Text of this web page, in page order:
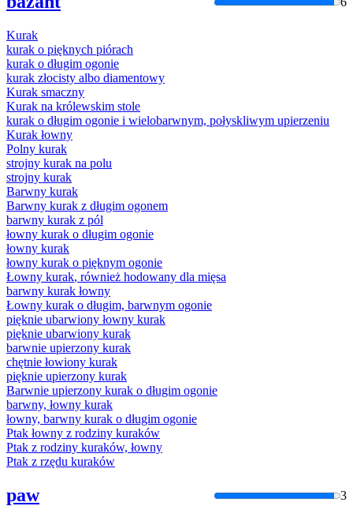
Kurak
kurak o pięknych piórach
kurak o długim ogonie
kurak złocisty albo diamentowy
Kurak smaczny
Kurak na królewskim stole
kurak o długim ogonie i wielobarwnym, połyskliwym upierzeniu
Kurak łowny
Polny kurak
strojny kurak na polu
strojny kurak
Barwny kurak
Barwny kurak z długim ogonem
barwny kurak z pól
łowny kurak o długim ogonie
łowny kurak
łowny kurak o pięknym ogonie
Łowny kurak, również hodowany dla mięsa
barwny kurak łowny
Łowny kurak o długim, barwnym ogonie
pięknie ubarwiony łowny kurak
pięknie ubarwiony kurak
barwnie upierzony kurak
chętnie łowiony kurak
pięknie upierzony kurak
Barwnie upierzony kurak o długim ogonie
barwny, łowny kurak
łowny, barwny kurak o długim ogonie
Ptak łowny z rodziny kuraków
Ptak z rodziny kuraków, łowny
Ptak z rzędu kuraków
paw 3